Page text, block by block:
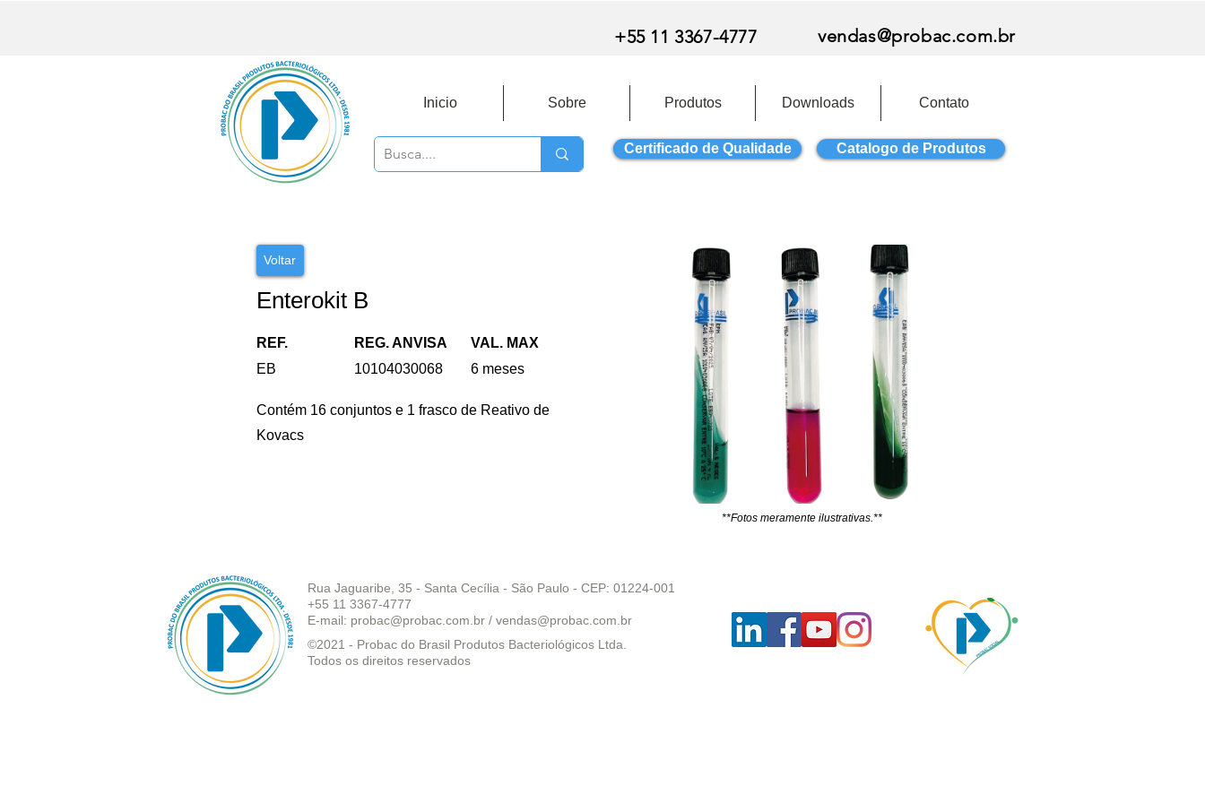
+55 11 3367-4777 vendas@probac.com.br
Inicio Sobre Produtos Downloads Contato
Certificado de Qualidade Catalogo de Produtos
Voltar
Enterokit B
REF.
EB
REG. ANVISA
VAL. MAX
10104030068
6 meses
Contém 16 conjuntos e 1 frasco de Reativo de
Kovacs
**Fotos meramente ilustrativas.**
Rua Jaguaribe, 35 - Santa Cecília - São Paulo - CEP: 01224-001
+55 11 3367-4777
E-mail: probac@probac.com.br / vendas@probac.com.br
©2021 - Probac do Brasil Produtos Bacteriológicos Ltda.
Todos os direitos reservados